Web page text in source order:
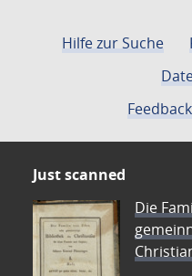
Hilfe zur Suche
Feedback
Just scanned
Die